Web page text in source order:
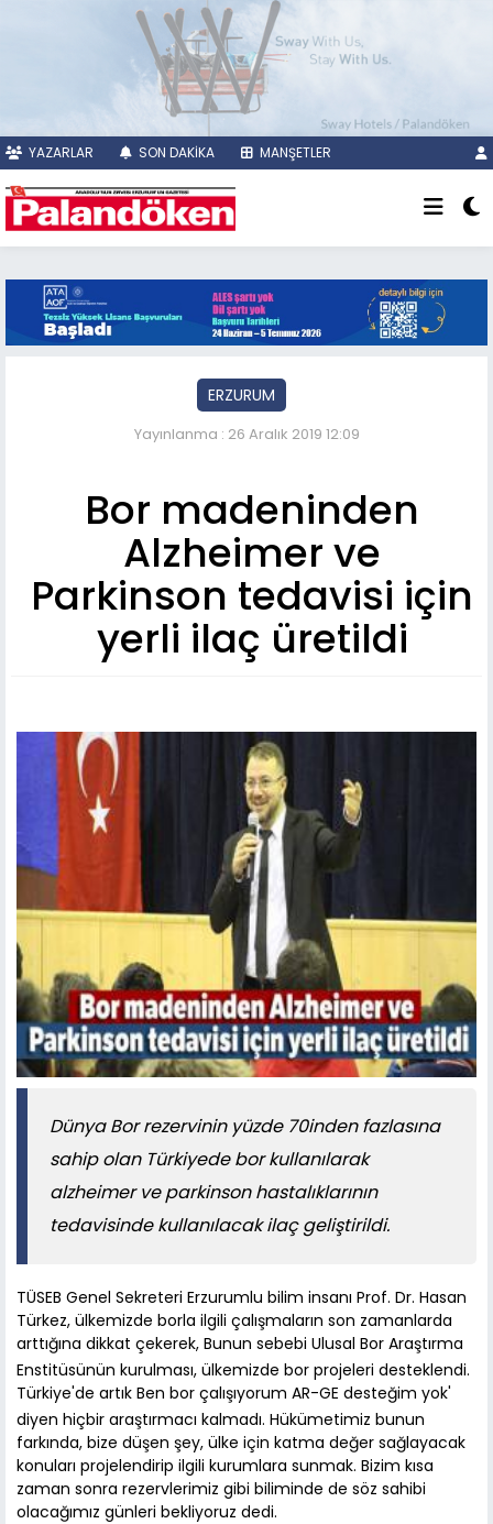
YAZARLAR SON DAKİKA MANŞETLER
ERZURUM
Yayınlanma : 26 Aralık 2019 12:09
Bor madeninden
Alzheimer ve
Parkinson tedavisi için
yerli ilaç üretildi
Dünya Bor rezervinin yüzde 70inden fazlasına
sahip olan Türkiyede bor kullanılarak
alzheimer ve parkinson hastalıklarının
tedavisinde kullanılacak ilaç geliştirildi.
TÜSEB Genel Sekreteri Erzurumlu bilim insanı Prof. Dr. Hasan
Türkez, ülkemizde borla ilgili çalışmaların son zamanlarda
arttığına dikkat çekerek, Bunun sebebi Ulusal Bor Araştırma
Enstitüsünün kurulması, ülkemizde bor projeleri desteklendi.
Türkiye'de artık Ben bor çalışıyorum AR-GE desteğim yok'
diyen hiçbir araştırmacı kalmadı. Hükümetimiz bunun
farkında, bize düşen şey, ülke için katma değer sağlayacak
konuları projelendirip ilgili kurumlara sunmak. Bizim kısa
zaman sonra rezervlerimiz gibi biliminde de söz sahibi
olacağımız günleri bekliyoruz dedi.